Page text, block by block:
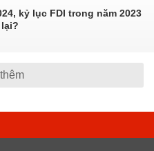
kỷ lục FDI trong năm 2023